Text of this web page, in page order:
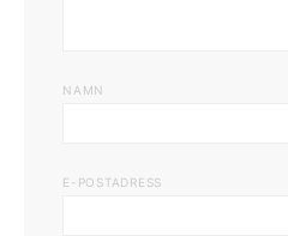
NAMN
E-POSTADRESS